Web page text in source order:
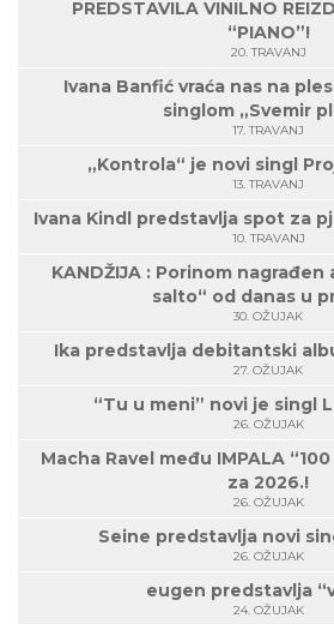
PREDSTAVILA VINILNO
“PIANO”!
20. TRAVANJ
Ivana Banfić vraća nas na
singlom „Svemir
17. TRAVANJ
„Kontrola“ je novi singl
13. TRAVANJ
Ivana Kindl predstavlja spot za
10. TRAVANJ
KANDŽIJA : Porinom
salto“ od danas u
30. OŽUJAK
Ika predstavlja debitantski
27. OŽUJAK
“Tu u meni” novi je singl
26. OŽUJAK
Macha Ravel među IMPALA
za 2026.!
26. OŽUJAK
Seine predstavlja novi
26. OŽUJAK
eugen predstavlja
24. OŽUJAK